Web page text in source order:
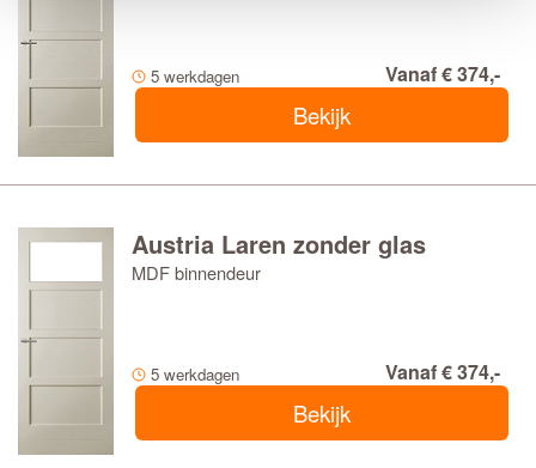
5 werkdagen Vanaf € 374,-
Bekijk
Austria Laren zonder glas
MDF binnendeur
5 werkdagen Vanaf € 374,-
Bekijk